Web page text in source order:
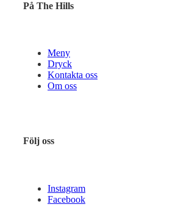
På The Hills
Meny
Dryck
Kontakta oss
Om oss
Följ oss
Instagram
Facebook